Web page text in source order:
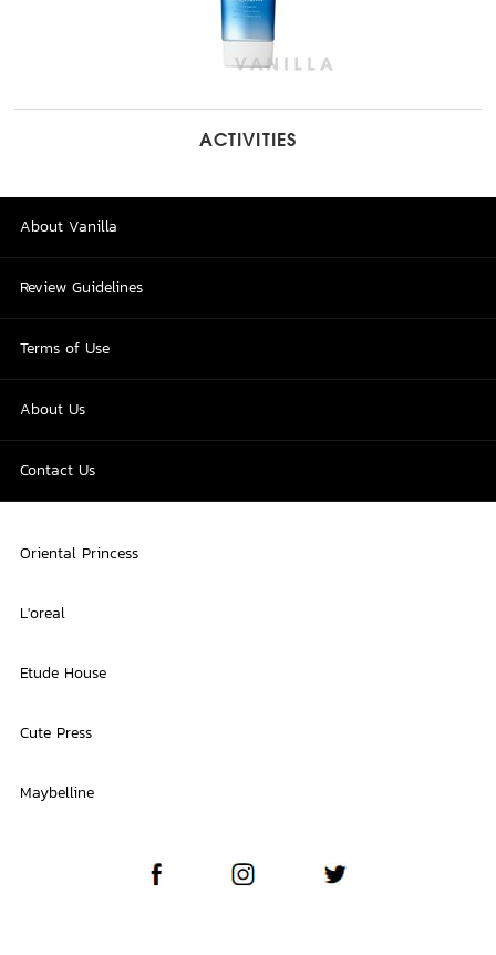
ACTIVITIES
About Vanilla
Review Guidelines
Terms of Use
About Us
Contact Us
Oriental Princess
L'oreal
Etude House
Cute Press
Maybelline